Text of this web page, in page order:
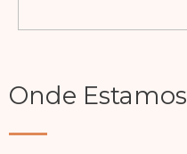
Onde Estamos